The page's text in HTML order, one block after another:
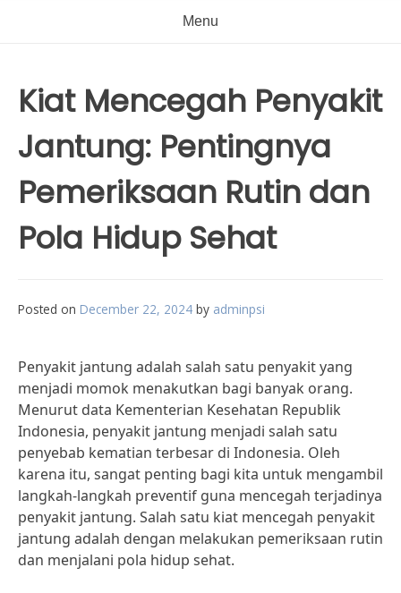
Menu
Kiat Mencegah Penyakit
Jantung: Pentingnya
Pemeriksaan Rutin dan
Pola Hidup Sehat
Posted on December 22, 2024 by adminpsi
Penyakit jantung adalah salah satu penyakit yang
menjadi momok menakutkan bagi banyak orang.
Menurut data Kementerian Kesehatan Republik
Indonesia, penyakit jantung menjadi salah satu
penyebab kematian terbesar di Indonesia. Oleh
karena itu, sangat penting bagi kita untuk mengambil
langkah-langkah preventif guna mencegah terjadinya
penyakit jantung. Salah satu kiat mencegah penyakit
jantung adalah dengan melakukan pemeriksaan rutin
dan menjalani pola hidup sehat.